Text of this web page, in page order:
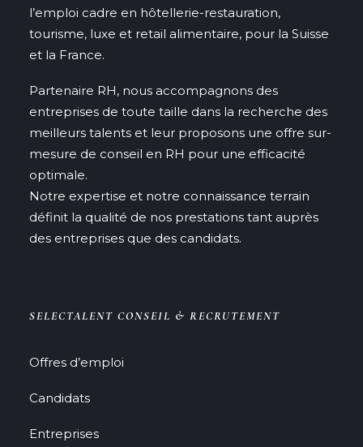
l’emploi cadre en hôtellerie-restauration,
tourisme, luxe et retail alimentaire, pour la Suisse
et la France.
Partenaire RH, nous accompagnons des
entreprises de toute taille dans la recherche des
meilleurs talents et leur proposons une offre sur-
mesure de conseil en RH pour une efficacité
optimale.
Notre expertise et notre connaissance terrain
définit la qualité de nos prestations tant auprès
des entreprises que des candidats.
SELECTALENT CONSEIL & RECRUTEMENT
Offres d’emploi
Candidats
Entreprises